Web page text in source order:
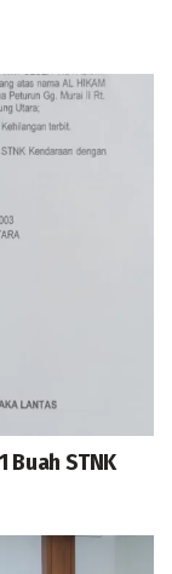
Buah STNK